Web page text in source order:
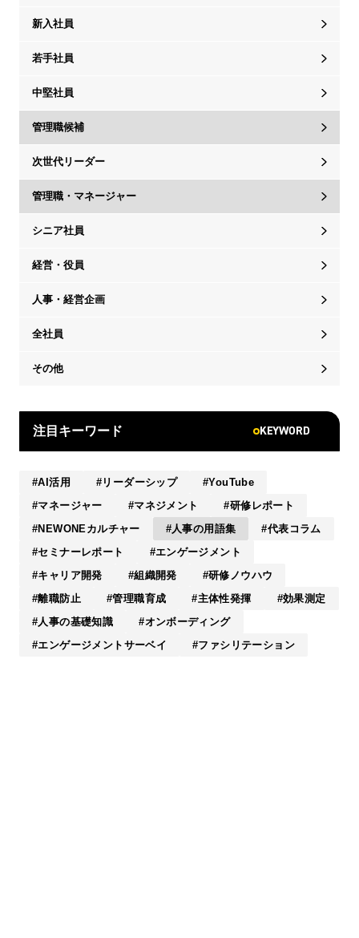
新入社員
若手社員
中堅社員
管理職候補
次世代リーダー
管理職・マネージャー
シニア社員
経営・役員
人事・経営企画
全社員
その他
注目キーワード KEYWORD
AI活用 リーダーシップ
YouTube
マネージャー
マネジメント
研修レポート
NEWONEカルチャー
人事の用語集
代表コラム
セミナーレポート
エンゲージメント
キャリア開発
組織開発
研修ノウハウ
離職防止
管理職育成 主体性発揮
効果測定
人事の基礎知識
オンボーディング
エンゲージメントサーベイ
ファシリテーション